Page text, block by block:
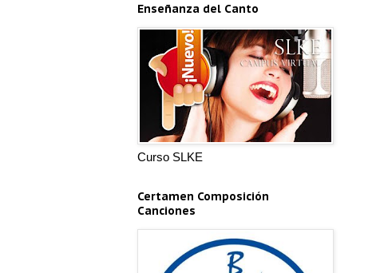
Enseñanza del Canto
Curso SLKE
Certamen Composición
Canciones